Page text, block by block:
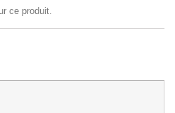
ce produit.